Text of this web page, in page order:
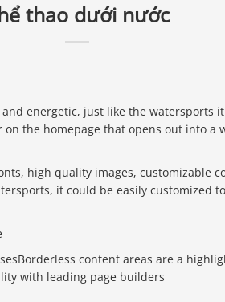
thao dưới nước
energetic, just like the watersports
the homepage that opens out into a
high quality images, customizable
it could be easily customized
content areas are a
with leading page builders